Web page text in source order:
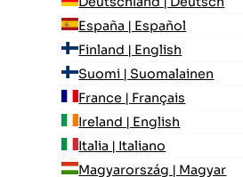
España | Español
Finland | English
Suomi | Suomalainen
France | Français
Ireland | English
Italia | Italiano
Magyarország | Magyar